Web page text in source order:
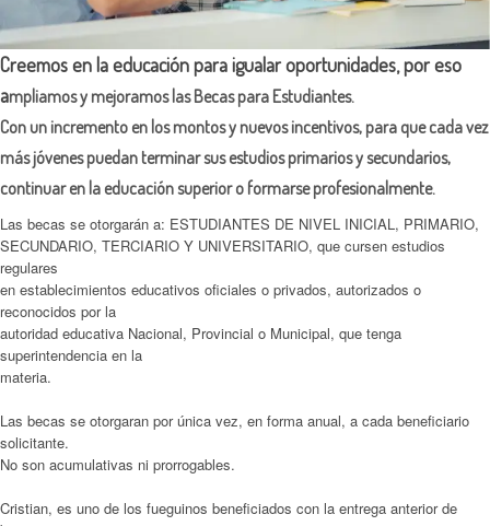
Creemos en la educación para igualar oportunidades, por eso
ampliamos y mejoramos las Becas para Estudiantes.
Con un incremento en los montos y nuevos incentivos, para que cada vez
más jóvenes puedan terminar sus estudios primarios y secundarios,
continuar en la educaciónsuperior o formarse profesionalmente.
Las becas se otorgarán a: ESTUDIANTES DE NIVEL INICIAL, PRIMARIO,
SECUNDARIO, TERCIARIO Y UNIVERSITARIO, que cursen estudios
regulares
en establecimientos educativos oficiales o privados, autorizados o
reconocidos por la
autoridad educativa Nacional, Provincial o Municipal, que tenga
superintendencia en la
materia.
Las becas se otorgaran por única vez, en forma anual, a cada beneficiario
solicitante.
No son acumulativas ni prorrogables.
Cristian, es uno de los fueguinos beneficiados con la entrega anterior de